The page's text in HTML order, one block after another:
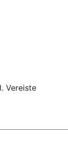
Vereiste